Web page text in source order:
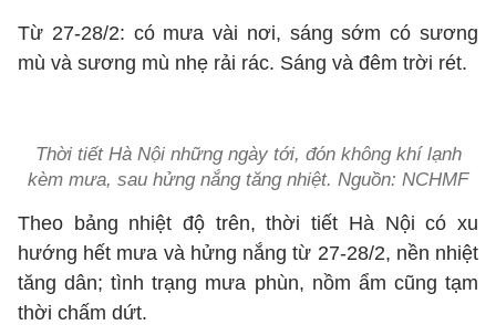
Từ 27-28/2: có mưa vài nơi, sáng sớm có sương
mù và sương mù nhẹ rải rác. Sáng và đêm trời rét.
Thời tiết Hà Nội những ngày tới, đón không khí lạnh
kèm mưa, sau hửng nắng tăng nhiệt. Nguồn: NCHMF
Theo bảng nhiệt độ trên, thời tiết Hà Nội có xu
hướng hết mưa và hửng nắng từ 27-28/2, nền nhiệt
tăng dân; tình trạng mưa phùn, nồm ẩm cũng tạm
thời chấm dứt.